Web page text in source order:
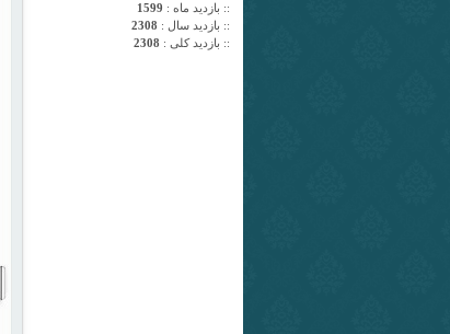
:: بازدید ماه : 1599
:: بازدید سال : 2308
:: بازدید کلی : 2308